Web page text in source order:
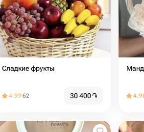
Сладкие фрукты
4.9962 30 400֏